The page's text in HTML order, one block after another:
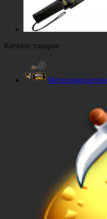
Каталог товаров
Металлоискатели